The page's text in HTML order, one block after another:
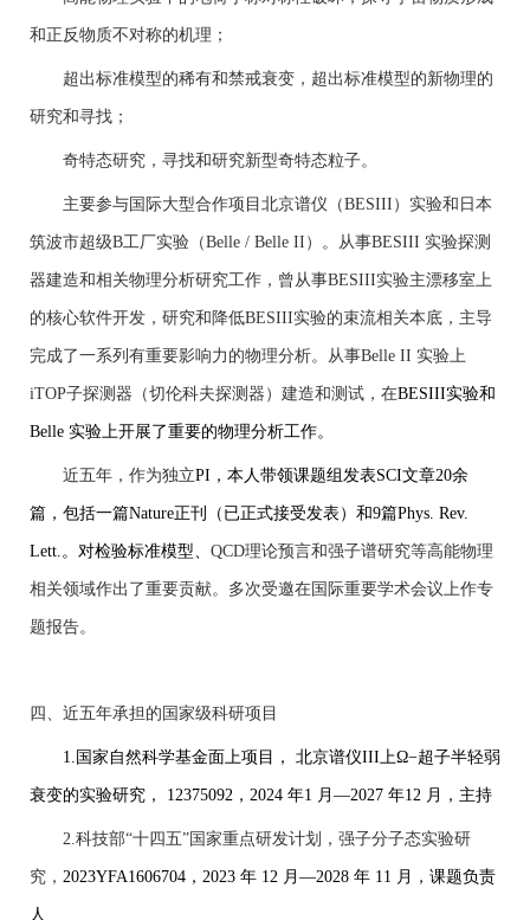
和正反物质不对称的机理；
超出标准模型的稀有和禁戒衰变，超出标准模型的新物理的
研究和寻找；
奇特态研究，寻找和研究新型奇特态粒子。
主要参与国际大型合作项目北京谱仪（BESIII ）实验和日本
筑波市超级B工厂实验（Belle / Belle II ）。从事BESIII 实验探测
器建造和相关物理分析研究工作，曾从事BESIII实验主漂移室上
的核心软件开发，研究和降低BESIII实验的束流相关本底，主导
完成了一系列有重要影响力的物理分析。从事Belle II 实验上
iTOP子探测器（切伦科夫探测器）建造和测试，在BESIII实验和
Belle 实验上开展了重要的物理分析工作。
近五年，作为独立PI ，本人带领课题组发表SCI文章20余
篇，包括一篇Nature正刊（已正式接受发表）和9篇Phys. Rev.
Lett. 。对检验标准模型、 QCD理论预言和强子谱研究等高能物理
相关领域作出了重要贡献。多次受邀在国际重要学术会议上作专
题报告。
四、近五年承担的国家级科研项目
1. 国家自然科学基金面上项目， 北京谱仪III 上Ω−超子半轻弱
衰变的实验研究， 12375092 ， 2024 年1 月—2027 年12 月，主持
2. 科技部“十四五”国家重点研发计划，强子分子态实验研
究， 2023YFA1606704 ， 2023 年 12 月—2028 年 11 月，课题负责
人